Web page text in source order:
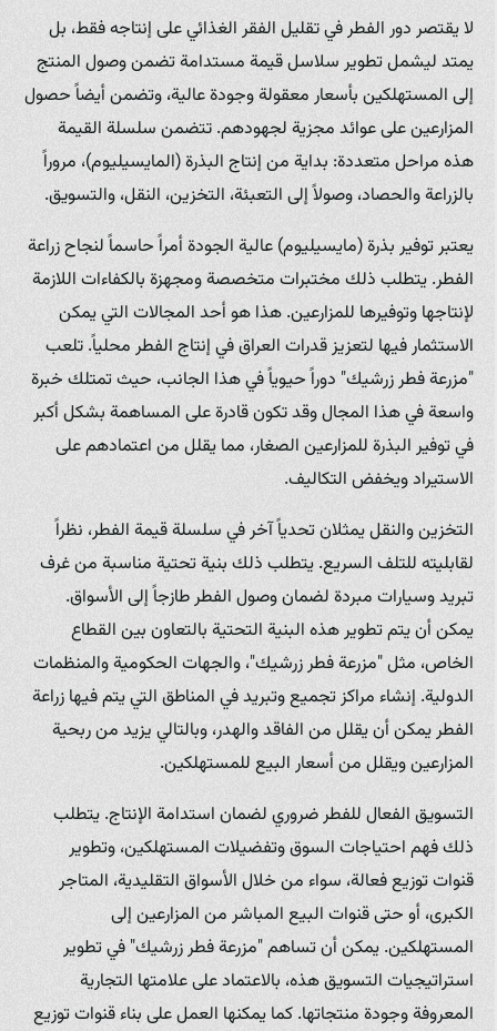
لا يقتصر دور الفطر في تقليل الفقر الغذائي على إنتاجه فقط، بل
يمتد ليشمل تطوير سلاسل قيمة مستدامة تضمن وصول المنتج
إلى المستهلكين بأسعار معقولة وجودة عالية، وتضمن أيضاً حصول
المزارعين على عوائد مجزية لجهودهم. تتضمن سلسلة القيمة
هذه مراحل متعددة: بداية من إنتاج البذرة (المايسيليوم)، مروراً
بالزراعة والحصاد، وصولاً إلى التعبئة، التخزين، النقل، والتسويق.
يعتبر توفير بذرة (مايسيليوم) عالية الجودة أمراً حاسماً لنجاح زراعة
الفطر. يتطلب ذلك مختبرات متخصصة ومجهزة بالكفاءات اللازمة
لإنتاجها وتوفيرها للمزارعين. هذا هو أحد المجالات التي يمكن
الاستثمار فيها لتعزيز قدرات العراق في إنتاج الفطر محلياً. تلعب
"مزرعة فطر زرشيك" دوراً حيوياً في هذا الجانب، حيث تمتلك خبرة
واسعة في هذا المجال وقد تكون قادرة على المساهمة بشكل أكبر
في توفير البذرة للمزارعين الصغار، مما يقلل من اعتمادهم على
الاستيراد ويخفض التكاليف.
التخزين والنقل يمثلان تحدياً آخر في سلسلة قيمة الفطر، نظراً
لقابليته للتلف السريع. يتطلب ذلك بنية تحتية مناسبة من غرف
تبريد وسيارات مبردة لضمان وصول الفطر طازجاً إلى الأسواق.
يمكن أن يتم تطوير هذه البنية التحتية بالتعاون بين القطاع
الخاص، مثل "مزرعة فطر زرشيك"، والجهات الحكومية والمنظمات
الدولية. إنشاء مراكز تجميع وتبريد في المناطق التي يتم فيها زراعة
الفطر يمكن أن يقلل من الفاقد والهدر، وبالتالي يزيد من ربحية
المزارعين ويقلل من أسعار البيع للمستهلكين.
التسويق الفعال للفطر ضروري لضمان استدامة الإنتاج. يتطلب
ذلك فهم احتياجات السوق وتفضيلات المستهلكين، وتطوير
قنوات توزيع فعالة، سواء من خلال الأسواق التقليدية، المتاجر
الكبرى، أو حتى قنوات البيع المباشر من المزارعين إلى
المستهلكين. يمكن أن تساهم "مزرعة فطر زرشيك" في تطوير
استراتيجيات التسويق هذه، بالاعتماد على علامتها التجارية
المعروفة وجودة منتجاتها. كما يمكنها العمل على بناء قنوات توزيع